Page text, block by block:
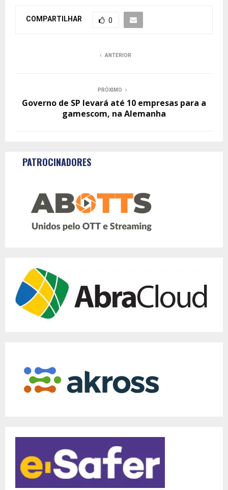
COMPARTILHAR 0
ANTERIOR
PRÓXIMO
Governo de SP levará até 10 empresas para a
gamescom, na Alemanha
PATROCINADORES